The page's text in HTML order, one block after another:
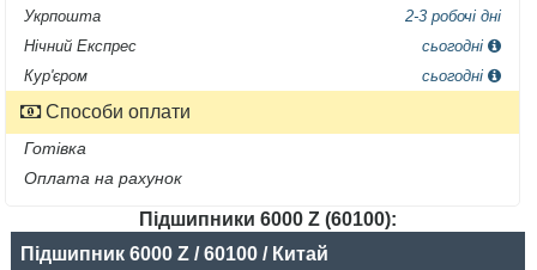
Укрпошта
2-3 робочі дні
Нічний Експрес
сьогодні
Кур'єром
сьогодні
Способи оплати
Готівка
Оплата на рахунок
Підшипники 6000 Z (60100):
Назва
Підшипник 6000 Z / 60100 / Китай